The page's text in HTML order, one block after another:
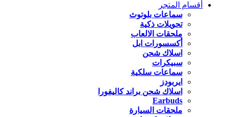
أقسام المتجر
سماعات بلوتوث
تحويلات ذكية
ملحقات الالعاب
أكسسورات ابل
اسلاك شحن
سبيكرات
سماعات سلكية
ايربودز
اسلاك شحن براند كاليفورا
Earbuds
ملحقات السيارة